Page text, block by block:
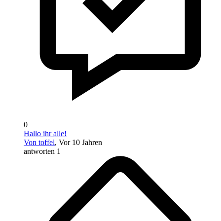
0
Hallo ihr alle!
Von toffel, Vor 10 Jahren
antworten 1